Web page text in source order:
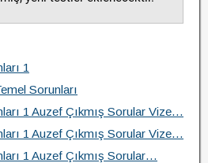
1
Sorunları
1 Auzef Çıkmış Sorular Vize…
1 Auzef Çıkmış Sorular Vize…
1 Auzef Çıkmış Sorular…